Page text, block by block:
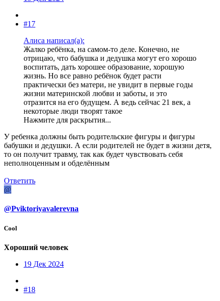
#17
Алиса написал(а):
Жалко ребёнка, на самом-то деле. Конечно, не
отрицаю, что бабушка и дедушка могут его хорошо
воспитать, дать хорошее образование, хорошую
жизнь. Но все равно ребёнок будет расти
практически без матери, не увидит в первые годы
жизни материнской любви и заботы, и это
отразится на его будущем. А ведь сейчас 21 век, а
некоторые люди творят такое
Нажмите для раскрытия...
У ребенка должны быть родительские фигуры и фигуры
бабушки и дедушки. А если родителей не будет в жизни детя,
то он получит травму, так как будет чувствовать себя
неполноценным и обделённым
Ответить
@
@Pviktoriyavalerevna
Cool
Хороший человек
19 Дек 2024
#18